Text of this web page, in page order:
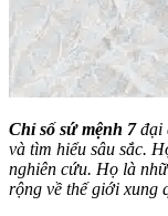
Chỉ số sứ mệnh 7đại
và tìm hiểu sâu sắc.
nghiên cứu. Họ là
rộng về thế giới xung